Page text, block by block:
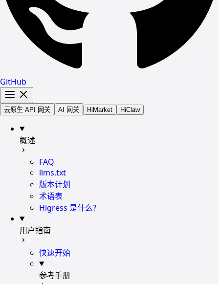
GitHub
云原生 API 网关 AI 网关 HiMarket HiClaw
概述
FAQ
llms.txt
版本计划
术语表
Higress 是什么?
用户指南
快速开始
参考手册